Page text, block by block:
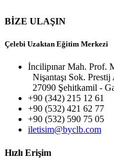
BİZE ULAŞIN
Çelebi Uzaktan Eğitim Merkezi
İncilipınar Mah. Prof.
Nişantaşı Sok.
27090 Şehitkamil -
+90 (342) 215 12 61
+90 (532) 421 62 77
+90 (532) 590 75 05
iletisim@byclb.com
Hızlı Erişim